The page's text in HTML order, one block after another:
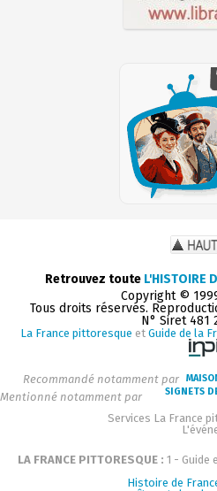
Retrouvez toute L'HISTOIRE
Copyright ©
Tous droits réservés.
N° Siret 481
La France pittoresque et Guide de la
Recommandé notamment par
Mentionné notamment par
SIGNETS
Services La France
LA FRANCE PITTORESQUE : 1 - Guide
Histoire de